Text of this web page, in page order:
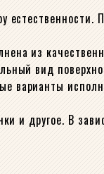
из
вид
варианты
и другое. В